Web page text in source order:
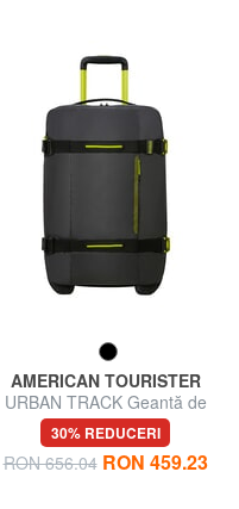
AMERICAN TOURISTER
URBAN TRACK Geantă de
voiaj, bagaj de mână, cu roți
30% REDUCERI
RON 656.04 RON 459.23